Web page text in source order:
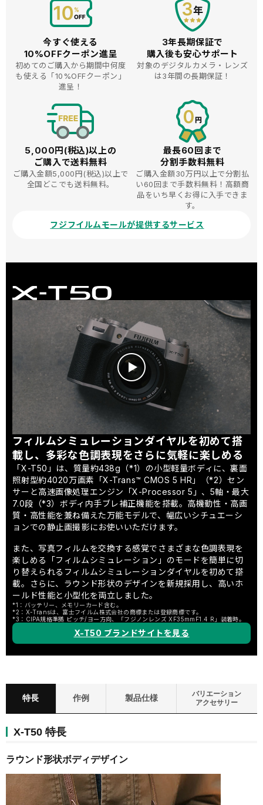
今すぐ使える
10%OFFクーポン進呈
初めてのご購入から期間中何度
も使える
「10%OFFクーポン」
進呈！
3年長期保証で
購入後も安心サポート
対象のデジタルカメラ・レンズ
は3年間の長期保証！
5,000円(税込)以上の
ご購入で送料無料
ご購入金額5,000円(税込)以上で
全国どこでも送料無料。
最長60回まで
分割手数料無料
ご購入金額30万円以上で分割払
い60回まで手数料無料！高額商
品をいち早くお得に入手できま
す。
フジフイルムモールが提供するサービス
フィルムシミュレーションダイヤルを初めて搭
載し、多彩な色調表現をさらに気軽に楽しめる
「X-T50」は、質量約438g（*1）の小型軽量ボディに、裏面
照射型約4020万画素「X-Trans™ CMOS 5 HR」（*2）セン
サーと高速画像処理エンジン「X-Processor 5」、5軸・最大
7.0段（*3）ボディ内手ブレ補正機能を搭載。高機動性・高画
質・高性能を兼ね備えた万能モデルで、幅広いシチュエーシ
ョンでの静止画撮影にお使いいただけます。
また、写真フィルムを交換する感覚でさまざまな色調表現を
楽しめる「フィルムシミュレーション」のモードを簡単に切
り替えられるフィルムシミュレーションダイヤルを初めて搭
載。さらに、ラウンド形状のデザインを新規採用し、高いホ
ールド性能と小型化を両立しました。
*1：バッテリー、メモリーカード含む。
*2：X-Transは、富士フイルム株式会社の商標または登録商標です。
*3：CIPA規格準拠 ピッチ/ヨー方向、「フジノンレンズ XF35mmF1.4 R」装着時。
X-T50 ブランドサイトを見る
特長 作例 製品仕様
バリエーション
アクセサリー
X-T50 特長
ラウンド形状ボディデザイン